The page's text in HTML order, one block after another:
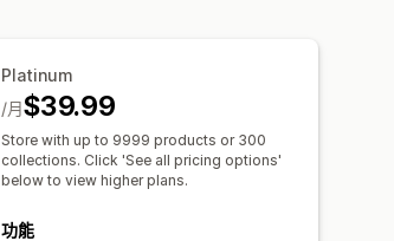
Platinum
$39.99
/月
Store with up to 9999 products or 300
collections. Click 'See all pricing options'
below to view higher plans.
功能